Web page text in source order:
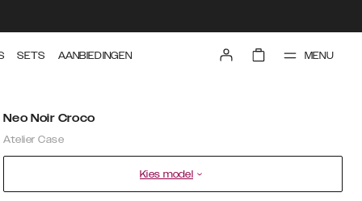
SETS AANBIEDINGEN MENU
Neo Noir Croco
Atelier Case
Kies model